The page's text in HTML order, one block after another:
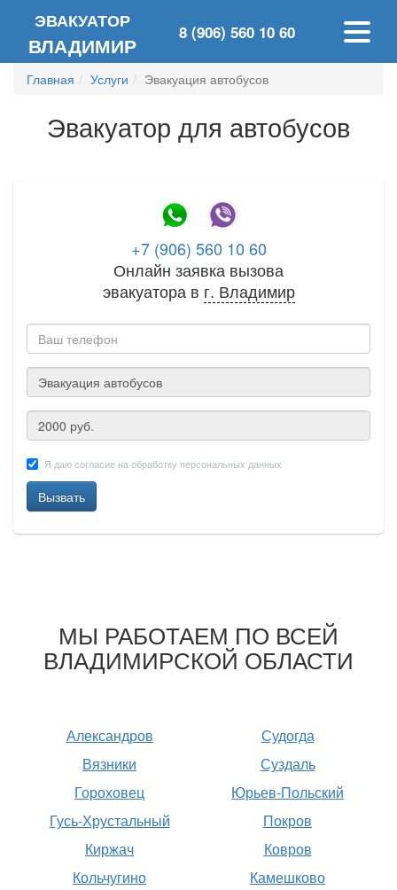
ЭВАКУАТОР
ВЛАДИМИР 8 (906) 560 10 60
Главная Услуги Эвакуация автобусов
Эвакуатор для автобусов
+7 (906) 560 10 60
Онлайн заявка вызова
эвакуатора в г. Владимир
Я даю согласие на обработку персональных данных
Вызвать
МЫ РАБОТАЕМ ПО ВСЕЙ
ВЛАДИМИРСКОЙ ОБЛАСТИ
Александров
Вязники
Гороховец
Гусь-Хрустальный
Киржач
Кольчугино
Судогда
Суздаль
Юрьев-Польский
Покров
Ковров
Камешково